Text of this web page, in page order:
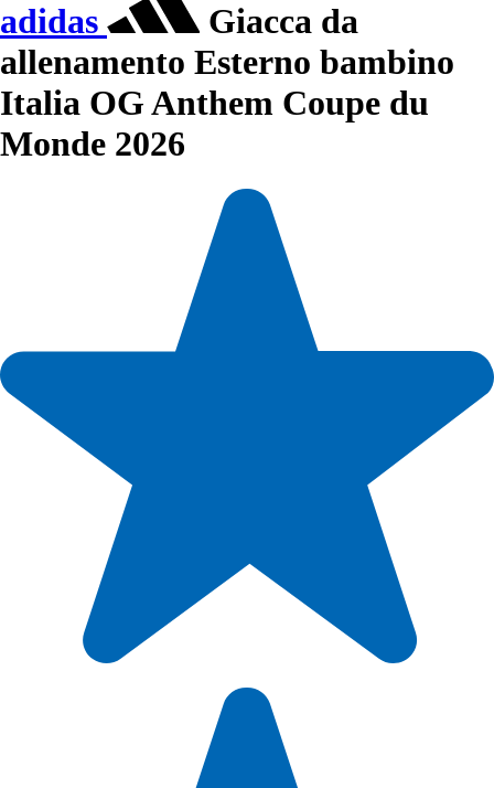
adidas
Giacca da
allenamento Esterno bambino
Italia OG Anthem Coupe du
Monde 2026